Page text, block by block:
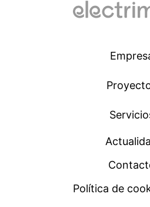
Política de